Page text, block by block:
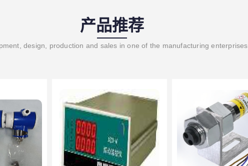
产品推荐
design, production and sales in one of the manufacturing enterprises